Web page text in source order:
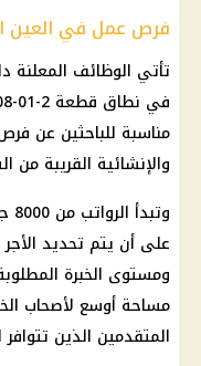
فرص عمل في العين
تأتي الوظائف المعلنة
مناسبة للباحثين عن
والإنشائية القريبة
على أن يتم تحديد
ومستوى الخبرة
مساحة أوسع لأصحاب
المتقدمين الذين